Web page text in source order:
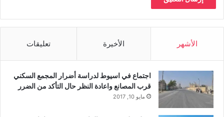
الأشهر الأخيرة تعليقات
اجتماع في اسيوط لدراسة أضرار المجمع السكني
قرب المصانع واعادة النظر حال التأكد من الضرر
مايو 10, 2017